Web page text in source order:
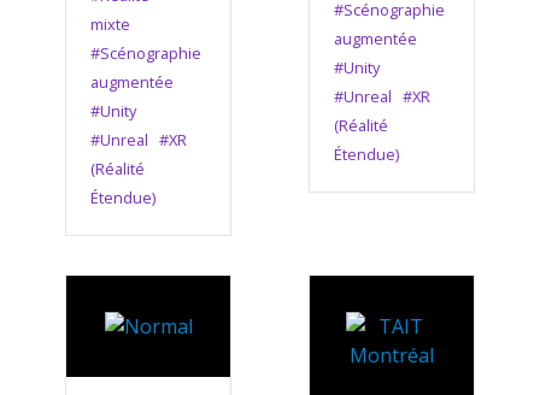
mixte
#Scénographie
augmentée
#Unity
#Unreal#XR
(Réalité
Étendue)
#Scénographie
augmentée
#Unity
#Unreal #XR
(Réalité
Étendue)